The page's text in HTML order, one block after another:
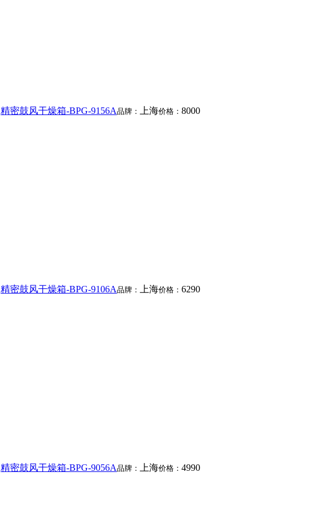
精密鼓风干燥箱-BPG-9156A品牌： 上海价格： 8000
精密鼓风干燥箱-BPG-9106A品牌： 上海价格： 6290
精密鼓风干燥箱-BPG-9056A品牌： 上海价格： 4990